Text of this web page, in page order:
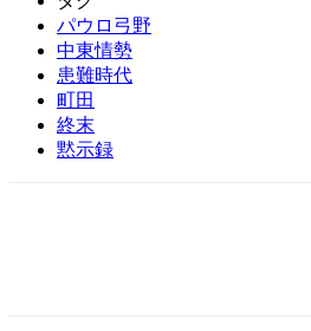
パウロ弓野
中東情勢
患難時代
町田
終末
黙示録